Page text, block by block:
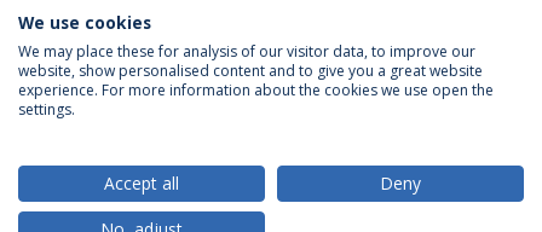
Doutoramento em Ciências da Educação
Política de Privacidade
Termos & Condições
We use cookies
We may place these for analysis of our visitor data, to improve our
website, show personalised content and to give you a great website
experience. For more information about the cookies we use open the
settings.
Accept all
Deny